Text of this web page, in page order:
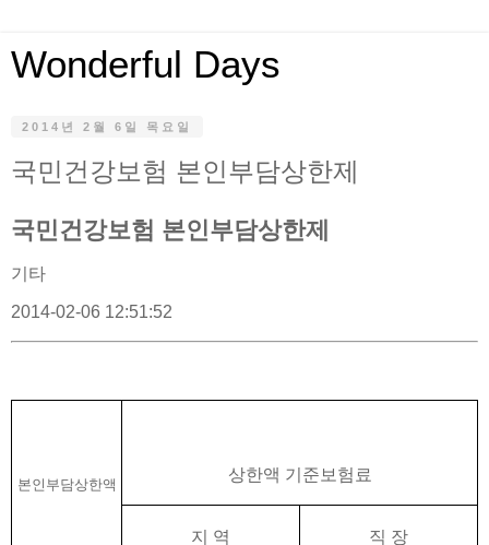
Wonderful Days
2014년 2월 6일 목요일
국민건강보험 본인부담상한제
국민건강보험 본인부담상한제
기타
2014-02-06 12:51:52
본인부담상한액
상한액 기준보험료
지 역 직 장